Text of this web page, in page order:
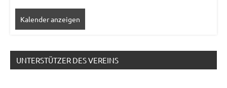
Kalender anzeigen
UNTERSTÜTZER DES VEREINS